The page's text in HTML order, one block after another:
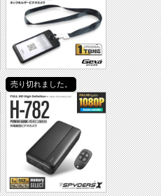
売り切れました。